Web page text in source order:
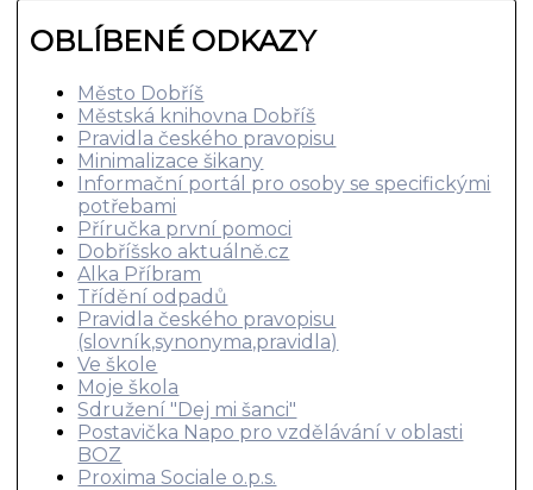
OBLÍBENÉ ODKAZY
Město Dobříš
Městská knihovna Dobříš
Pravidla českého pravopisu
Minimalizace šikany
Informační portál pro osoby se specifickými
potřebami
Příručka první pomoci
Dobříšsko aktuálně.cz
Alka Příbram
Třídění odpadů
Pravidla českého pravopisu
(slovník,synonyma,pravidla)
Ve škole
Moje škola
Sdružení "Dej mi šanci"
Postavička Napo pro vzdělávání v oblasti
BOZ
Proxima Sociale o.p.s.